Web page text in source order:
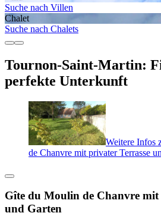
Suche nach Villen
Chalet
Suche nach Chalets
Tournon-Saint-Martin:
perfekte Unterkunft
Weitere Infos
de Chanvre mit privater Terrasse
Gîte du Moulin de Chanvre mit
und Garten